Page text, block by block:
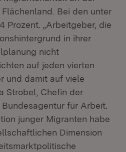
Bei den unter
Prozent. „Arbeitgeber, die
in ihrer
nicht
auf jeden vierten
und damit auf viele
Strobel, Chefin der
für Arbeit.
junger Migranten habe
Dimension